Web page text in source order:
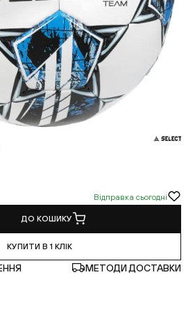
Відправка сьогодні
ДО КОШИКУ
КУПИТИ В 1 КЛІК
МЕТОДИ ДОСТАВКИ